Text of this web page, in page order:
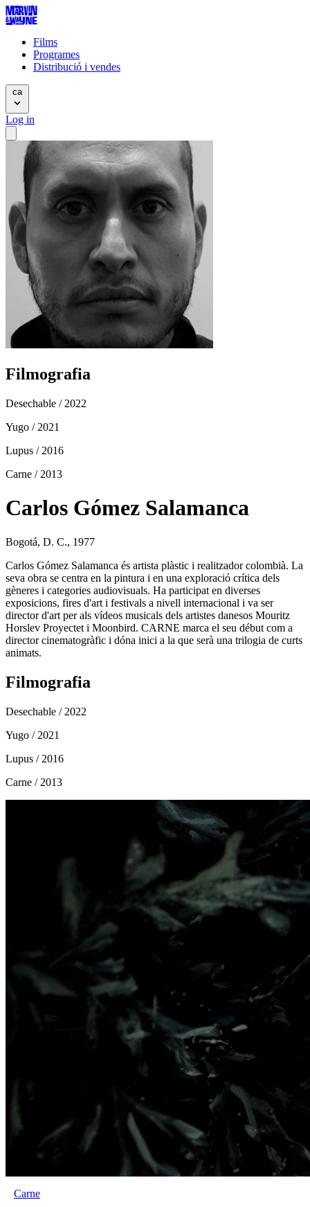
Films
Programes
Distribució i vendes
ca
Log in
Filmografia
Desechable / 2022
Yugo / 2021
Lupus / 2016
Carne / 2013
Carlos Gómez Salamanca
Bogotá, D. C., 1977
Carlos Gómez Salamanca és artista plàstic i realitzador colombià. La
seva obra se centra en la pintura i en una exploració crítica dels
gèneres i categories audiovisuals. Ha participat en diverses
exposicions, fires d'art i festivals a nivell internacional i va ser
director d'art per als vídeos musicals dels artistes danesos Mouritz
Horslev Proyectet i Moonbird. CARNE marca el seu début com a
director cinematogràfic i dóna inici a la que serà una trilogia de curts
animats.
Filmografia
Desechable / 2022
Yugo / 2021
Lupus / 2016
Carne / 2013
Carne